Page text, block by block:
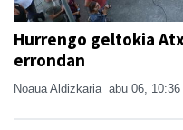
Hurrengo geltokia
errondan
Noaua Aldizkaria abu 06, 10:36